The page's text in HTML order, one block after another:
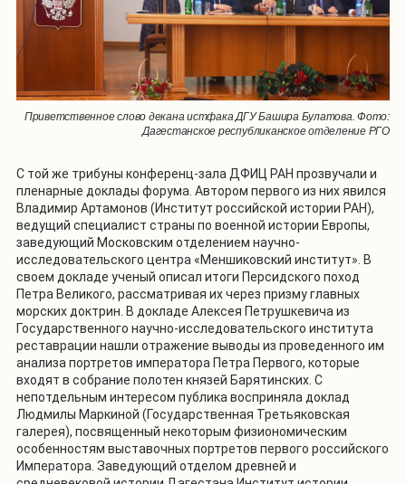
Приветственное слово декана истфака ДГУ Башира Булатова. Фото:
Дагестанское республиканское отделение РГО
С той же трибуны конференц-зала ДФИЦ РАН прозвучали и
пленарные доклады форума. Автором первого из них явился
Владимир Артамонов (Институт российской истории РАН),
ведущий специалист страны по военной истории Европы,
заведующий Московским отделением научно-
исследовательского центра «Меншиковский институт». В
своем докладе ученый описал итоги Персидского поход
Петра Великого, рассматривая их через призму главных
морских доктрин. В докладе Алексея Петрушкевича из
Государственного научно-исследовательского института
реставрации нашли отражение выводы из проведенного им
анализа портретов императора Петра Первого, которые
входят в собрание полотен князей Барятинских. С
непотдельным интересом публика восприняла доклад
Людмилы Маркиной (Государственная Третьяковская
галерея), посвященный некоторым физиономическим
особенностям выставочных портретов первого российского
Императора. Заведующий отделом древней и